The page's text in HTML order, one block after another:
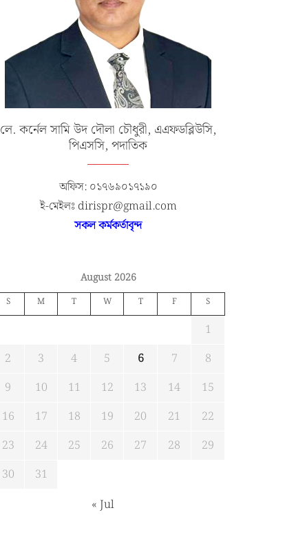
লে. কর্নেল সামি উদ দৌলা চৌধুরী, এএফডব্লিউসি,
পিএসসি, পদাতিক
অফিস: ০১৭৬৯০১৭১৯০
ই-মেইলঃ dirispr@gmail.com
সকল কর্মকর্তাবৃন্দ
August 2026
S M T W T F S
1
2
3 4 5 6 7
8
9
10 11 12 13 14
15
16
17 18 19 20 21
22
23
24 25 26 27 28
29
30
31
« Jul